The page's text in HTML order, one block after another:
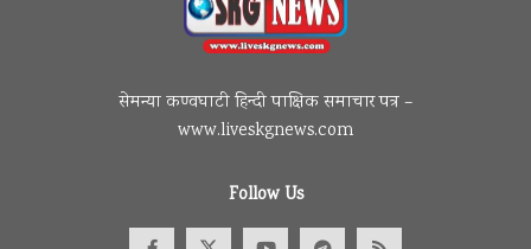
सेमन्या कण्वघाटी हिन्दी पाक्षिक समाचार पत्र –
www.liveskgnews.com
Follow Us